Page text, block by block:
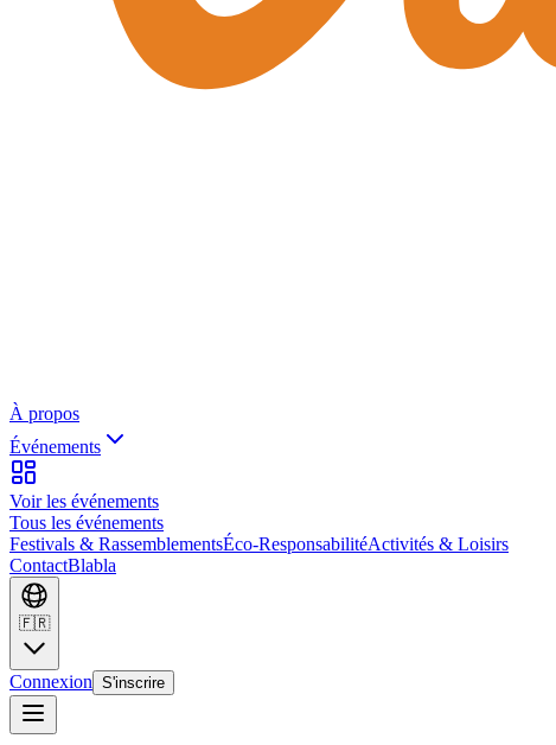
À propos
Événements
Voir les événements
Tous les événements
Festivals & RassemblementsÉco-ResponsabilitéActivités & Loisirs
ContactBlabla
🇫🇷
Connexion S'inscrire